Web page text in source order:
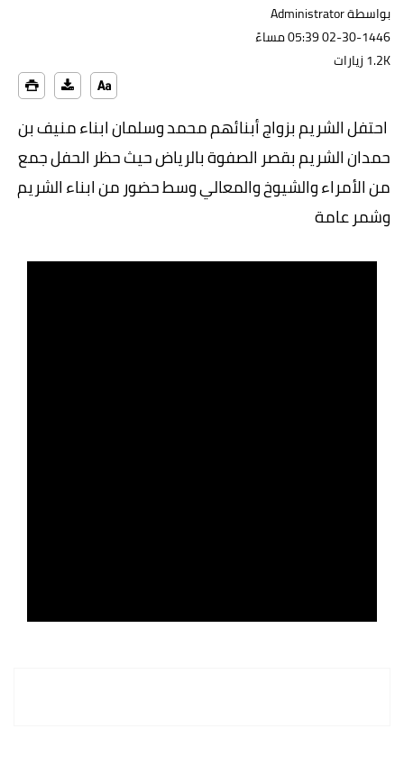
بواسطة Administrator
02-30-1446 05:39 مساءً
1.2K زيارات
احتفل الشريم بزواج أبنائهم محمد وسلمان ابناء منيف بن
حمدان الشريم بقصر الصفوة بالرياض حيث حظر الحفل جمع
من الأمراء والشيوخ والمعالي وسط حضور من ابناء الشريم
وشمر عامة